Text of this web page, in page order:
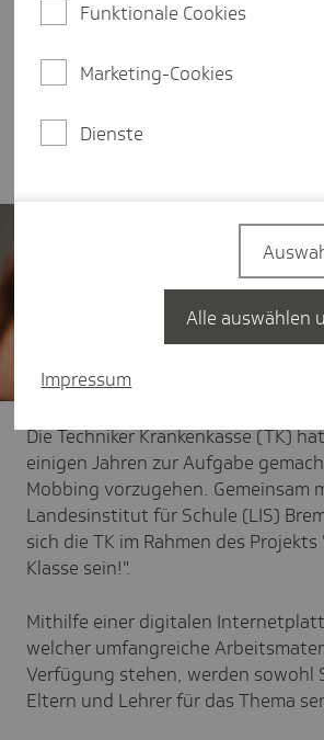
werden Kinder schikaniert,
Mobbing im Internet oder über
schlechten Noten und
Depressionen im
Die Techniker Krankenkasse (TK)
einigen Jahren zur Aufgabe
Mobbing vorzugehen. Gemeinsam
Landesinstitut für Schule (LIS)
sich die TK im Rahmen des Projekts
Klasse sein!".
Mithilfe einer digitalen
welcher umfangreiche
Verfügung stehen, werden sowohl
Eltern und Lehrer für das Thema
Funktionale Cookies
Marketing-Cookies
Dienste
Impressum
Alle auswählen